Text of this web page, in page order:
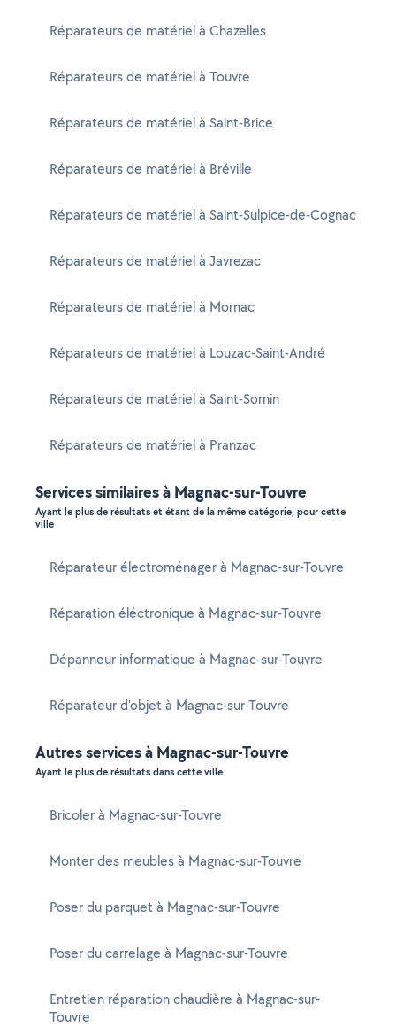
Réparateurs de matériel à Chazelles
Réparateurs de matériel à Touvre
Réparateurs de matériel à Saint-Brice
Réparateurs de matériel à Bréville
Réparateurs de matériel à Saint-Sulpice-de-Cognac
Réparateurs de matériel à Javrezac
Réparateurs de matériel à Mornac
Réparateurs de matériel à Louzac-Saint-André
Réparateurs de matériel à Saint-Sornin
Réparateurs de matériel à Pranzac
Services similaires à Magnac-sur-Touvre
Ayant le plus de résultats et étant de la même catégorie, pour cette
ville
Réparateur électroménager à Magnac-sur-Touvre
Réparation éléctronique à Magnac-sur-Touvre
Dépanneur informatique à Magnac-sur-Touvre
Réparateur d'objet à Magnac-sur-Touvre
Autres services à Magnac-sur-Touvre
Ayant le plus de résultats dans cette ville
Bricoler à Magnac-sur-Touvre
Monter des meubles à Magnac-sur-Touvre
Poser du parquet à Magnac-sur-Touvre
Poser du carrelage à Magnac-sur-Touvre
Entretien réparation chaudière à Magnac-sur-
Touvre